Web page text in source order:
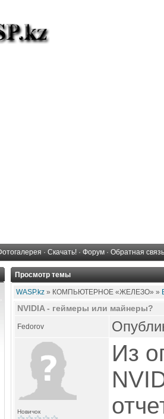
· Скачать! · Форум · Обратная связь
Просмотр темы
WASP.kz » КОМПЬЮТЕРНОЕ «ЖЕЛЕЗО» »
NVIDIA - геймеры или майнеры?
Fedorov
Новичок
Из